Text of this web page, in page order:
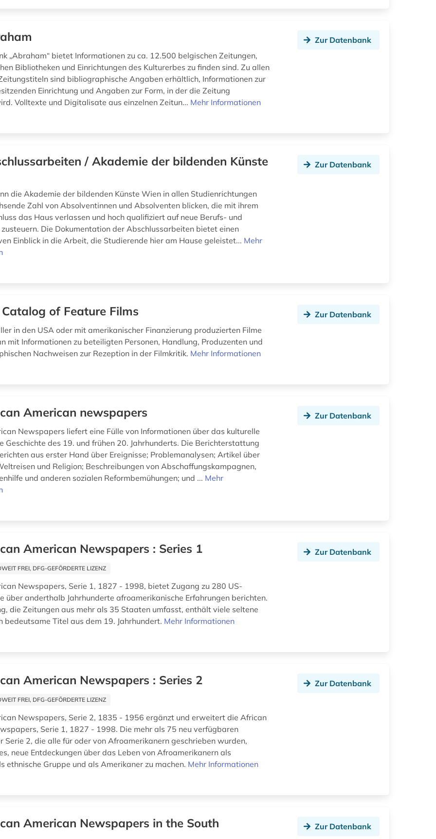
„Abraham“ bietet Informationen zu ca. 12.500 belgischen Zeitungen,
Bibliotheken und Einrichtungen des Kulturerbes zu finden sind. Zu allen
sind bibliographische Angaben erhältlich, Informationen zur
Einrichtung und Angaben zur Form, in der die Zeitung
Volltexte und Digitalisate aus einzelnen Zeitun... Mehr Informationen
Zur Datenbank
/ Akademie der bildenden Künste
die Akademie der bildenden Künste Wien in allen Studienrichtungen
Zahl von Absolventinnen und Absolventen blicken, die mit ihrem
das Haus verlassen und hoch qualifiziert auf neue Berufs- und
Die Dokumentation der Abschlussarbeiten bietet einen
Einblick in die Arbeit, die Studierende hier am Hause geleistet... Mehr
Zur Datenbank
of Feature Films
in den USA oder mit amerikanischer Finanzierung produzierten Filme
mit Informationen zu beteiligten Personen, Handlung, Produzenten und
Nachweisen zur Rezeption in der Filmkritik. Mehr Informationen
Zur Datenbank
American newspapers
Newspapers liefert eine Fülle von Informationen über das kulturelle
Geschichte des 19. und frühen 20. Jahrhunderts. Die Berichterstattung
aus erster Hand über Ereignisse; Problemanalysen; Artikel über
und Religion; Beschreibungen von Abschaffungskampagnen,
und anderen sozialen Reformbemühungen; und ... Mehr
Zur Datenbank
American Newspapers : Series 1
FREI, DFG-GEFÖRDERTE LIZENZ
Newspapers, Serie 1, 1827 - 1998, bietet Zugang zu 280 US-
über anderthalb Jahrhunderte afroamerikanische Erfahrungen berichten.
die Zeitungen aus mehr als 35 Staaten umfasst, enthält viele seltene
bedeutsame Titel aus dem 19. Jahrhundert. Mehr Informationen
Zur Datenbank
American Newspapers : Series 2
FREI, DFG-GEFÖRDERTE LIZENZ
Newspapers, Serie 2, 1835 - 1956 ergänzt und erweitert die African
Serie 1, 1827 - 1998. Die mehr als 75 neu verfügbaren
Serie 2, die alle für oder von Afroamerikanern geschrieben wurden,
neue Entdeckungen über das Leben von Afroamerikanern als
ethnische Gruppe und als Amerikaner zu machen. Mehr Informationen
Zur Datenbank
American Newspapers in the South Zur Datenbank